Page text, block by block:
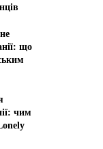
що
чим